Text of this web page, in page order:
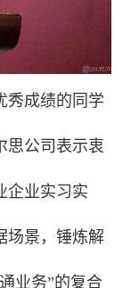
秀成绩的同学
思公司表示衷
企业实习实
场景，锤炼解
业务”的复合